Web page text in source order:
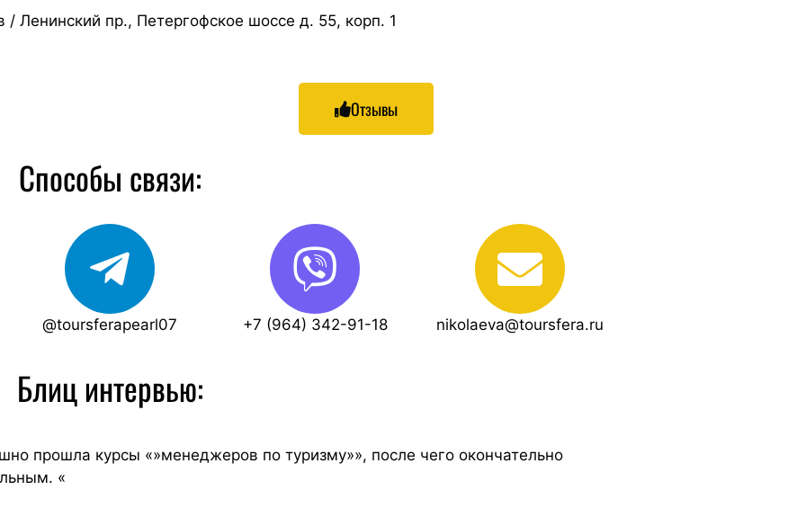
Ленинский пр., Петергофское шоссе д. 55, корп. 1
Отзывы
Способы связи:
@toursferapearl07 +7 (964) 342-91-18 nikolaeva@toursfera.ru
Блиц интервью:
прошла курсы «»менеджеров по туризму»», после чего окончательно
«